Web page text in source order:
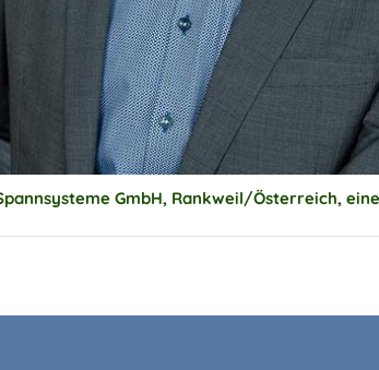
GmbH, Rankweil/Österreich,